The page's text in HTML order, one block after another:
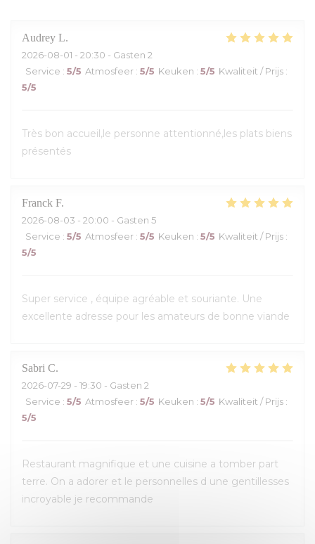
Audrey L
2026-08-01 - 20:30 - Gasten 2
Service : 5/5 Atmosfeer : 5/5 Keuken : 5/5 Kwaliteit / Prijs :
5/5
Très bon accueil,le personne attentionné,les plats biens
présentés
Franck F
2026-08-03 - 20:00 - Gasten 5
Service : 5/5 Atmosfeer : 5/5 Keuken : 5/5 Kwaliteit / Prijs :
5/5
Super service , équipe agréable et souriante. Une
excellente adresse pour les amateurs de bonne viande
Sabri C
2026-07-29 - 19:30 - Gasten 2
Service : 5/5 Atmosfeer : 5/5 Keuken : 5/5 Kwaliteit / Prijs :
5/5
Restaurant magnifique et une cuisine a tomber part
terre. On a adorer et le personnelles d une gentillesses
incroyable je recommande